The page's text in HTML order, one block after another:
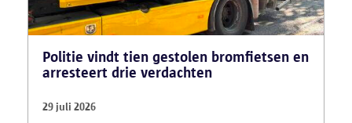
Politie vindt tien gestolen bromfietsen en
arresteert drie verdachten
29 juli 2026